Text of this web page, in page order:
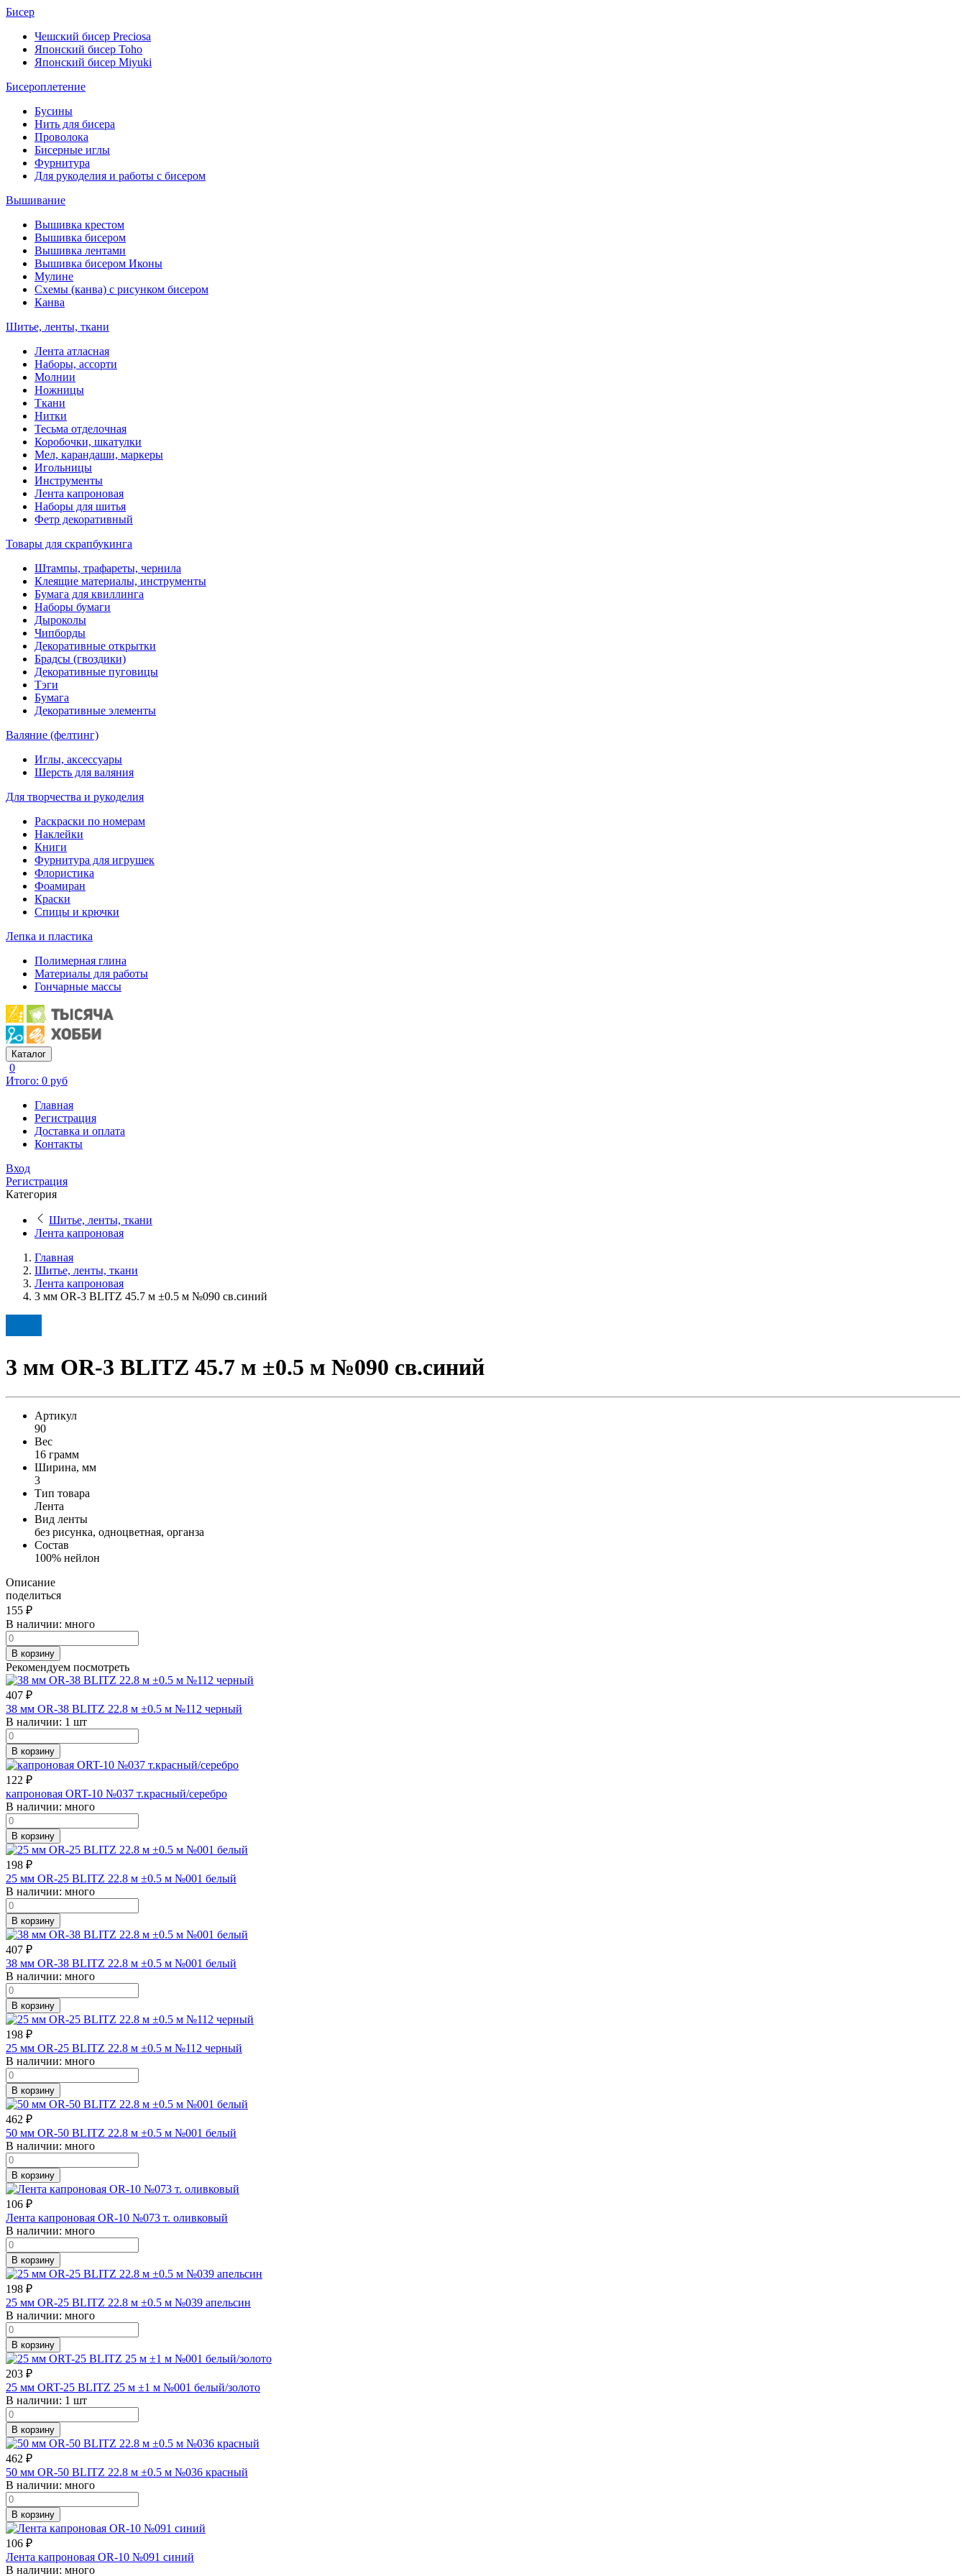
Бисер
Чешский бисер Preciosa
Японский бисер Toho
Японский бисер Miyuki
Бисероплетение
Бусины
Нить для бисера
Проволока
Бисерные иглы
Фурнитура
Для рукоделия и работы с бисером
Вышивание
Вышивка крестом
Вышивка бисером
Вышивка лентами
Вышивка бисером Иконы
Мулине
Схемы (канва) с рисунком бисером
Канва
Шитье, ленты, ткани
Лента атласная
Наборы, ассорти
Молнии
Ножницы
Ткани
Нитки
Тесьма отделочная
Коробочки, шкатулки
Мел, карандаши, маркеры
Игольницы
Инструменты
Лента капроновая
Наборы для шитья
Фетр декоративный
Товары для скрапбукинга
Штампы, трафареты, чернила
Клеящие материалы, инструменты
Бумага для квиллинга
Наборы бумаги
Дыроколы
Чипборды
Декоративные открытки
Брадсы (гвоздики)
Декоративные пуговицы
Тэги
Бумага
Декоративные элементы
Валяние (фелтинг)
Иглы, аксессуары
Шерсть для валяния
Для творчества и рукоделия
Раскраски по номерам
Наклейки
Книги
Фурнитура для игрушек
Флористика
Фоамиран
Краски
Спицы и крючки
Лепка и пластика
Полимерная глина
Материалы для работы
Гончарные массы
Каталог
0
Итого: 0 руб
Главная
Регистрация
Доставка и оплата
Контакты
Вход
Регистрация
Категория
Шитье, ленты, ткани
Лента капроновая
Главная
Шитье, ленты, ткани
Лента капроновая
3 мм OR-3 BLITZ 45.7 м ±0.5 м №090 св.синий
3 мм OR-3 BLITZ 45.7 м ±0.5 м №090 св.синий
Артикул
90
Вес
16 грамм
Ширина, мм
3
Тип товара
Лента
Вид ленты
без рисунка, одноцветная, органза
Состав
100% нейлон
Описание
поделиться
155 ₽
В наличии: много
В корзину
Рекомендуем посмотреть
407 ₽
38 мм OR-38 BLITZ 22.8 м ±0.5 м №112 черный
В наличии: 1 шт
В корзину
122 ₽
капроновая ORT-10 №037 т.красный/серебро
В наличии: много
В корзину
198 ₽
25 мм OR-25 BLITZ 22.8 м ±0.5 м №001 белый
В наличии: много
В корзину
407 ₽
38 мм OR-38 BLITZ 22.8 м ±0.5 м №001 белый
В наличии: много
В корзину
198 ₽
25 мм OR-25 BLITZ 22.8 м ±0.5 м №112 черный
В наличии: много
В корзину
462 ₽
50 мм OR-50 BLITZ 22.8 м ±0.5 м №001 белый
В наличии: много
В корзину
106 ₽
Лента капроновая OR-10 №073 т. оливковый
В наличии: много
В корзину
198 ₽
25 мм OR-25 BLITZ 22.8 м ±0.5 м №039 апельсин
В наличии: много
В корзину
203 ₽
25 мм ORT-25 BLITZ 25 м ±1 м №001 белый/золото
В наличии: 1 шт
В корзину
462 ₽
50 мм OR-50 BLITZ 22.8 м ±0.5 м №036 красный
В наличии: много
В корзину
106 ₽
Лента капроновая OR-10 №091 синий
В наличии: много